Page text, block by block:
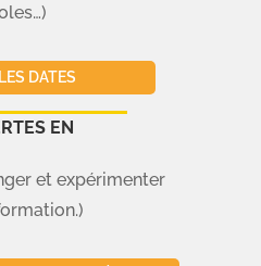
DATES
EN
et expérimenter